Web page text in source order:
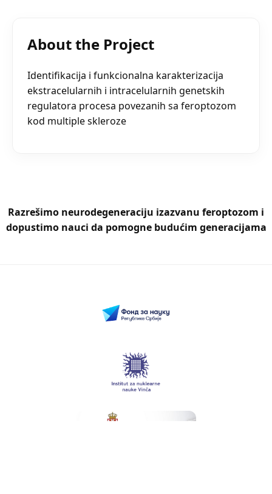
About the Project
Identifikacija i funkcionalna karakterizacija
ekstracelularnih i intracelularnih genetskih
regulatora procesa povezanih sa feroptozom
kod multiple skleroze
Razrešimo neurodegeneraciju izazvanu feroptozom i
dopustimo nauci da pomogne budućim generacijama